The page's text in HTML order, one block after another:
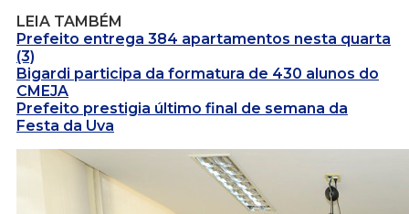
LEIA TAMBÉM
Prefeito entrega 384 apartamentos nesta quarta
(3)
Bigardi participa da formatura de 430 alunos do
CMEJA
Prefeito prestigia último final de semana da
Festa da Uva